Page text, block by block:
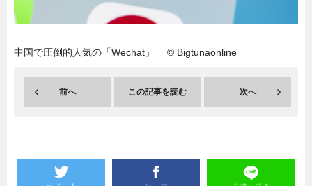
暮らし エンタメ
中国で圧倒的人気の「Wechat」 © Bigtunaonline
前へ この記事を読む 次へ